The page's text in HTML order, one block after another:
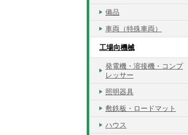
備品
車両（特殊車両）
工場向機械
発電機・溶接機・コンプ
レッサー
照明器具
敷鉄板・ロードマット
ハウス